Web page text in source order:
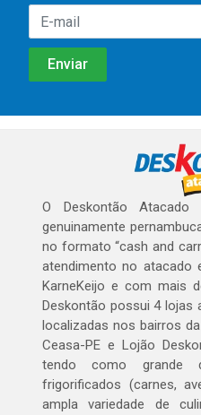
O Deskontão
genuinamente
no formato “cash and
atendimento no atacado
KarneKeijo e com mais
Deskontão possui 4 lojas
localizadas nos bairros
Ceasa-PE e Lojão
tendo como grande
frigorificados (carnes,
ampla variedade de